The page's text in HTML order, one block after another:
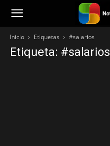
Noticias251
Inicio Etiquetas #salarios
Etiqueta: #salarios